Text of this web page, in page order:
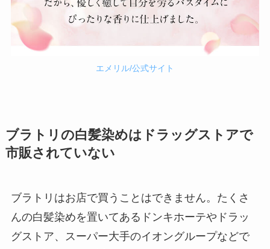
エメリル/公式サイト
ブラトリの白髪染めはドラッグストアで
市販されていない
ブラトリはお店で買うことはできません。たくさ
んの白髪染めを置いてあるドンキホーテやドラッ
グストア、スーパー大手のイオングループなどで